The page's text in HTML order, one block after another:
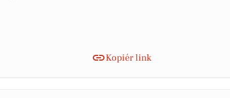
Kopiér link